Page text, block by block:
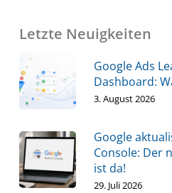
Letzte Neuigkeiten
Google Ads
Dashboard:
3. August 2026
Google
Console: Der
ist da!
29. Juli 2026